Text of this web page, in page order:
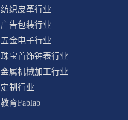
纺织皮革行业
广告包装行业
五金电子行业
珠宝首饰钟表行业
金属机械加工行业
定制行业
教育Fablab